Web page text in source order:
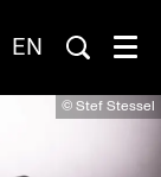
EN
© Stef Stessel